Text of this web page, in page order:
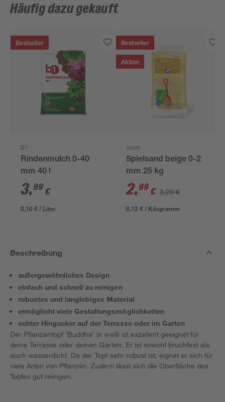
Häufig dazu gekauft
Bestseller
B1
Rindenmulch 0-40
mm 40 l
3,99 €
0,10 € / Liter
Bestseller
Aktion
toom
Spielsand beige 0-2
mm 25 kg
2,99 € 3,29 €
0,12 € / Kilogramm
Beschreibung
außergewöhnliches Design
einfach und schnell zu reinigen
robustes und langlebiges Material
ermöglicht viele Gestaltungsmöglichkeiten
echter Hingucker auf der Terrasse oder im Garten
Der Pflanzentopf 'Buddha' in weiß ist exzellent geeignet für
deine Terrasse oder deinen Garten. Er ist sowohl bruchfest als
auch wasserdicht. Da der Topf sehr robust ist, eignet er sich für
viele Arten von Pflanzen. Zudem lässt sich die Oberfläche des
Topfes gut reinigen.